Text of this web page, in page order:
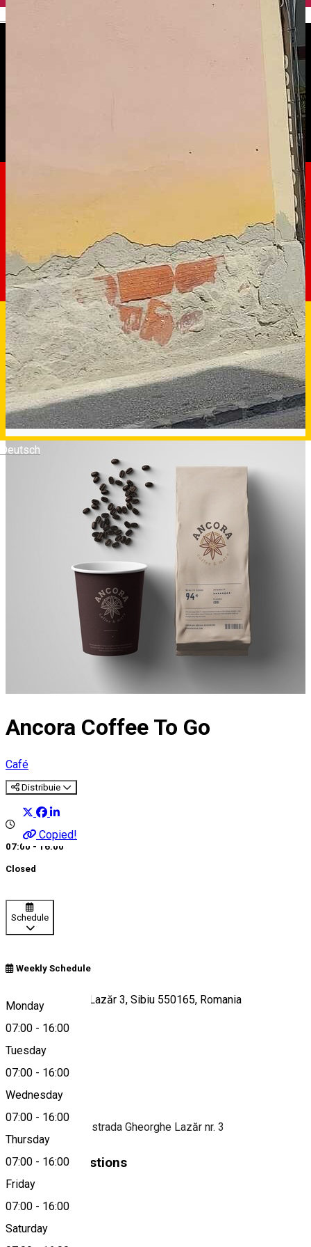
Deutsch
Ancora Coffee To Go
Café
Distribuie
Copied!
07:00 - 16:00
Closed
Schedule
Weekly Schedule
Monday
07:00 - 16:00
Tuesday
07:00 - 16:00
Wednesday
07:00 - 16:00
Thursday
07:00 - 16:00
Friday
07:00 - 16:00
Saturday
Strada Gheorghe Lazăr 3, Sibiu 550165, Romania
Map
About
Cafenea to go pe strada Gheorghe Lazăr nr. 3
Similar Suggestions